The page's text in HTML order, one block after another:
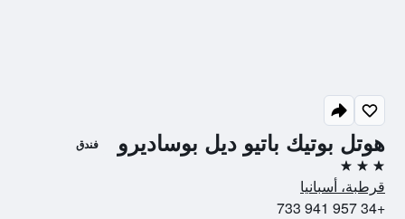
هوتل بوتيك باتيو ديل بوساديرو فندق
3 نجوم
قرطبة، أسبانيا
+34 957 941 733